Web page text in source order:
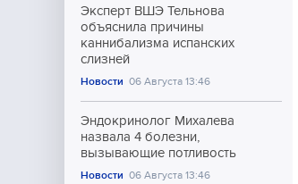
Эксперт ВШЭ Тельнова
объяснила причины
каннибализма испанских
слизней
Новости 06 Августа 13:46
Эндокринолог Михалева
назвала 4 болезни,
вызывающие потливость
Новости 06 Августа 13:46